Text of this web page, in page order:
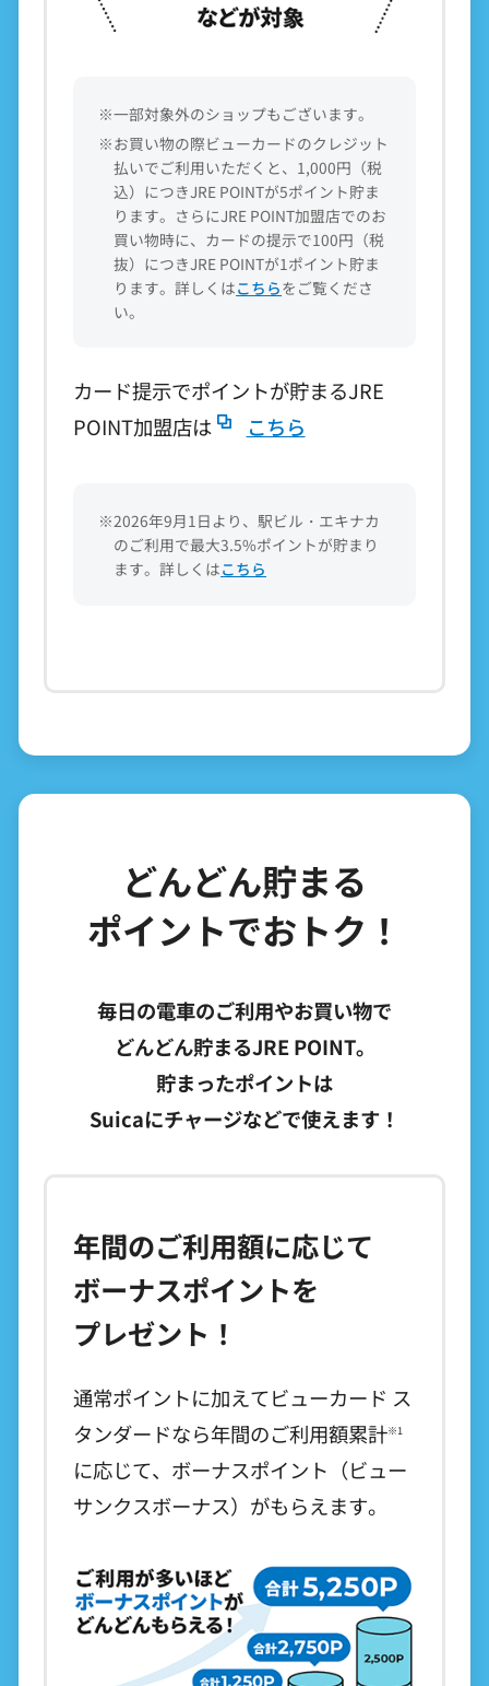
※一部対象外のショップもございます。
※お買い物の際ビューカードのクレジット
払いでご利用いただくと、1,000円（税
込）につきJRE POINTが5ポイント貯ま
ります。さらにJRE POINT加盟店でのお
買い物時に、カードの提示で100円（税
抜）につきJRE POINTが1ポイント貯ま
ります。詳しくはこちらをご覧くださ
い。
カード提示でポイントが貯まるJRE
POINT加盟店は
こちら
※2026年9月1日より、駅ビル・エキナカ
のご利用で最大3.5%ポイントが貯まり
ます。詳しくはこちら
どんどん貯まる
ポイントでおトク！
毎日の電車のご利用やお買い物で
どんどん貯まるJRE POINT。
貯まったポイントは
Suicaにチャージなどで使えます！
年間のご利用額に応じて
ボーナスポイントを
プレゼント！
通常ポイントに加えてビューカード ス
タンダードなら年間のご利用額累計※1
に応じて、ボーナスポイント（ビュー
サンクスボーナス）がもらえます。